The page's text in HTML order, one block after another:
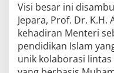
Visi besar ini
Jepara, Prof. Dr. K.H.
kehadiran Menteri
pendidikan Islam
unik kolaborasi